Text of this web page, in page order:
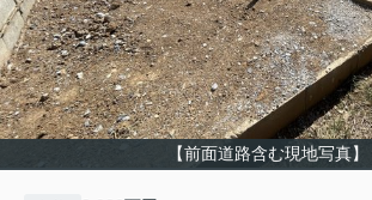
【前面道路含む現地写真】